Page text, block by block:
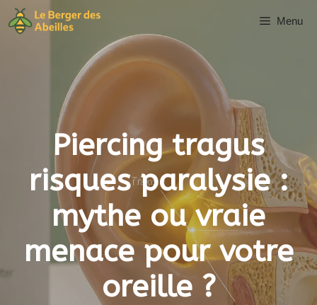
Aller
au
Menu
Piercing tragus
risques paralysie :
mythe ou vraie
menace pour votre
oreille ?